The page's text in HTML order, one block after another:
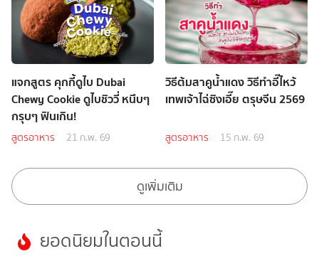
แจกสูตร คุกกี้ดูไบ Dubai
Chewy Cookie ดูไบชิววี่ หนึบๆ
กรุบๆ ฟินเกิน!
สูตรอาหาร 21 ก.พ. 69
วิธีต้มสาคูน้ำแดง วิธีทำอี๊ไหว้
เทพเจ้าไฉ่ซิงเอี๊ย ตรุษจีน 2569
สูตรอาหาร 15 ก.พ. 69
ดูเพิ่มเติม
ยอดนิยมในตอนนี้